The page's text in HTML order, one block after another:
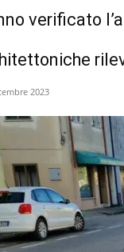
verificato
2023